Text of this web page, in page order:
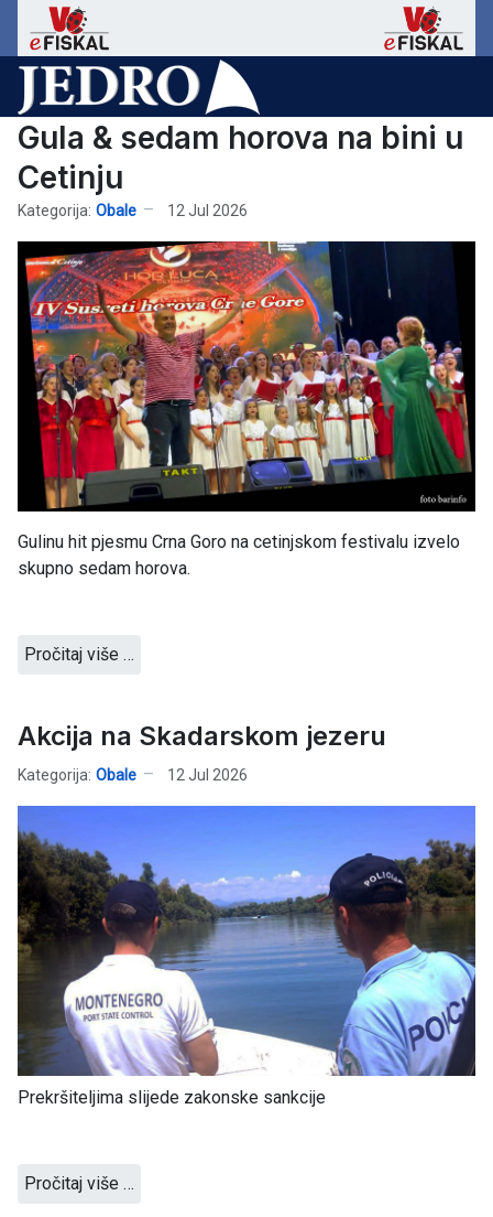
Gula & sedam horova na bini u
Cetinju
Kategorija: Obale 12 Jul 2026
Gulinu hit pjesmu Crna Goro na cetinjskom festivalu izvelo
skupno sedam horova.
Pročitaj više …
Akcija na Skadarskom jezeru
Kategorija: Obale 12 Jul 2026
Prekršiteljima slijede zakonske sankcije
Pročitaj više …